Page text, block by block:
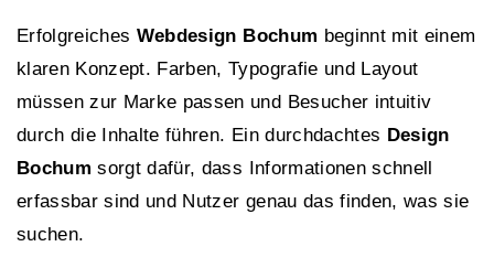
Erfolgreiches Webdesign Bochum beginnt mit einem
klaren Konzept. Farben, Typografie und Layout
müssen zur Marke passen und Besucher intuitiv
durch die Inhalte führen. Ein durchdachtes Design
Bochum sorgt dafür, dass Informationen schnell
erfassbar sind und Nutzer genau das finden, was sie
suchen.